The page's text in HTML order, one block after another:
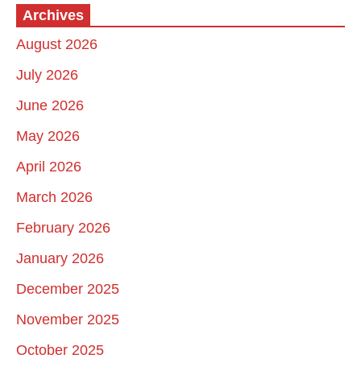
Archives
August 2026
July 2026
June 2026
May 2026
April 2026
March 2026
February 2026
January 2026
December 2025
November 2025
October 2025